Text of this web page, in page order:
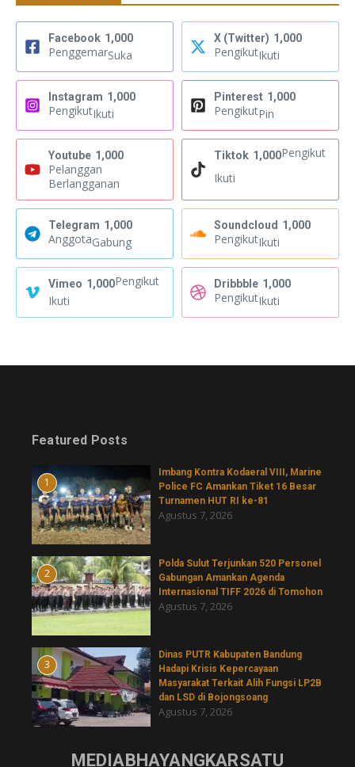
Facebook 1,000
PenggemarSuka
X (Twitter) 1,000
PengikutIkuti
Instagram 1,000
PengikutIkuti
Pinterest 1,000
PengikutPin
Youtube 1,000
Pelanggan
Berlangganan
Tiktok 1,000Pengikut
Ikuti
Telegram 1,000
AnggotaGabung
Soundcloud 1,000
PengikutIkuti
Vimeo 1,000Pengikut
Ikuti
Dribbble 1,000
PengikutIkuti
Featured Posts
1
Imbang Kontra Kodaeral VIII, Marine
Police FC Amankan Tiket 16 Besar
Turnamen HUT RI ke-81
Agustus 7, 2026
2
​Polda Sulut Terjunkan 520 Personel
Gabungan Amankan Agenda
Internasional TIFF 2026 di Tomohon
Agustus 7, 2026
3
Dinas PUTR Kabupaten Bandung
Hadapi Krisis Kepercayaan
Masyarakat Terkait Alih Fungsi LP2B
dan LSD di Bojongsoang
Agustus 7, 2026
MEDIABHAYANGKARSATU